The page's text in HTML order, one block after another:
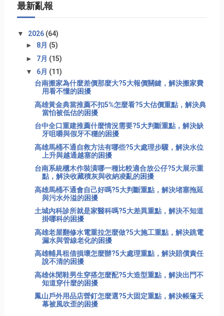
最新亂報
▼ 2026 (64)
► 8月 (5)
► 7月 (15)
▼ 6月 (11)
台南搬家為什麼差價那麼大?5大報價關鍵，解決搬家費
用看不懂的困擾
高雄黃金典當推薦不扣5%怎麼看?5大估價重點，解決典
當怕被低估的困擾
台中全口重建推薦什麼情況需要?5大判斷重點，解決缺
牙咀嚼與假牙不穩的困擾
高雄馬桶不通自救方法有哪些?5大處理步驟，解決水位
上升與越通越塞的困擾
台南系統櫃木作裝潢哪一種比較適合放公仔?5大展示重
點，解決收藏積灰與收納凌亂的困擾
高雄馬桶不通會自己好嗎?5大判斷重點，解決堵塞拖延
與污水外溢的困擾
土城內科診所就是家醫科嗎?5大差異重點，解決不知道
掛哪科的困擾
高雄老屋翻修水電重拉怎麼做?5大施工重點，解決跳電
漏水與管線老化的困擾
高雄輔具租借損壞怎麼辦?5大處理重點，解決賠償責任
說不清的困擾
高雄休閒鞋男生穿搭怎麼配?5大造型重點，解決出門不
知道穿什麼的困擾
鳳山戶外用品店營釘怎麼選?5大固定重點，解決帳篷天
幕被風吹歪的困擾